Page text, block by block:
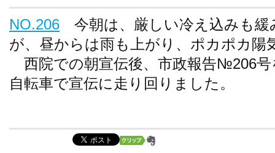
NO.206 今朝は、厳しい冷え込みも緩
が、昼からは雨も上がり、ポカポカ陽
西院での朝宣伝後、市政報告№206号
自転車で宣伝に走り回りました。